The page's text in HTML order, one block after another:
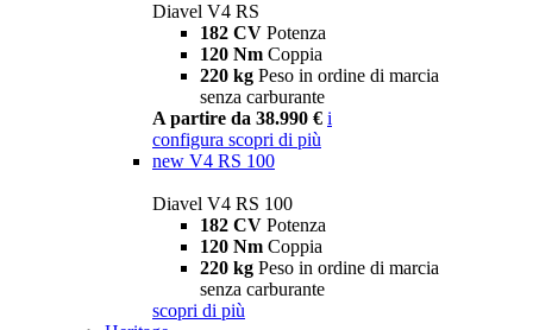
Diavel V4 RS
182 CV Potenza
120 Nm Coppia
220 kg Peso in ordine di marcia
senza carburante
A partire da 38.990 € i
configura scopri di più
new V4 RS 100
Diavel V4 RS 100
182 CV Potenza
120 Nm Coppia
220 kg Peso in ordine di marcia
senza carburante
scopri di più